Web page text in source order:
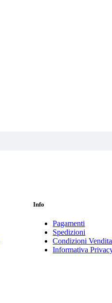
Info
Pagamenti
Spedizioni
Condizioni Vendita
Informativa